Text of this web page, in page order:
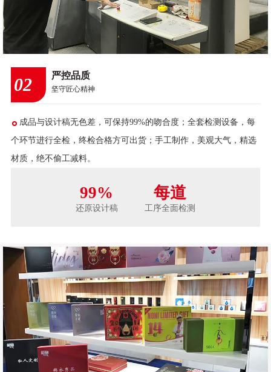
02 严控品质
坚守匠心精神
成品与设计稿无色差，可保持99%的吻合度；全套检测设备，每
个环节进行全检，终检合格方可出货；手工制作，美观大气，精选
材质，绝不偷工减料。
99%
还原设计稿
每道
工序全面检测